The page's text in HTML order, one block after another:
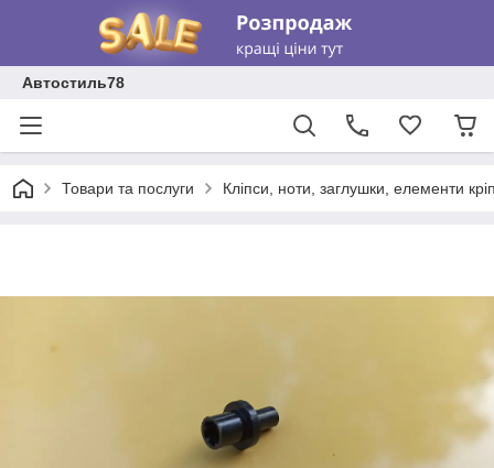
Автостиль78
Товари та послуги Кліпси, ноти, заглушки, елементи